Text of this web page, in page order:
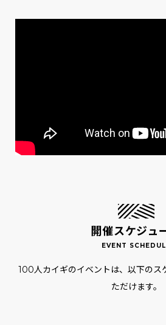
開催スケジュ
100人カイギのイベントは、以下のス
ただけます。